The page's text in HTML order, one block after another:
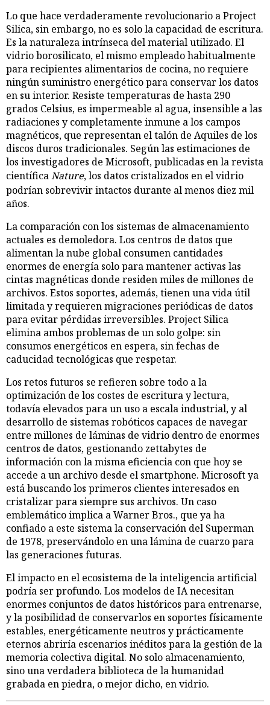
Lo que hace verdaderamente revolucionario a Project
Silica, sin embargo, no es solo la capacidad de escritura.
Es la naturaleza intrínseca del material utilizado. El
vidrio borosilicato, el mismo empleado habitualmente
para recipientes alimentarios de cocina, no requiere
ningún suministro energético para conservar los datos
en su interior. Resiste temperaturas de hasta 290
grados Celsius, es impermeable al agua, insensible a las
radiaciones y completamente inmune a los campos
magnéticos, que representan el talón de Aquiles de los
discos duros tradicionales. Según las estimaciones de
los investigadores de Microsoft, publicadas en la revista
científicaNature, los datos cristalizados en el vidrio
podrían sobrevivir intactos durante al menos diez mil
años.
La comparación con los sistemas de almacenamiento
actuales es demoledora. Los centros de datos que
alimentan la nube global consumen cantidades
enormes de energía solo para mantener activas las
cintas magnéticas donde residen miles de millones de
archivos. Estos soportes, además, tienen una vida útil
limitada y requieren migraciones periódicas de datos
para evitar pérdidas irreversibles. Project Silica
elimina ambos problemas de un solo golpe: sin
consumos energéticos en espera, sin fechas de
caducidad tecnológicas que respetar.
Los retos futuros se refieren sobre todo a la
optimización de los costes de escritura y lectura,
todavía elevados para un uso a escala industrial, y al
desarrollo de sistemas robóticos capaces de navegar
entre millones de láminas de vidrio dentro de enormes
centros de datos, gestionando zettabytes de
información con la misma eficiencia con que hoy se
accede a un archivo desde el smartphone. Microsoft ya
está buscando los primeros clientes interesados en
cristalizar para siempre sus archivos. Un caso
emblemático implica a Warner Bros., que ya ha
confiado a este sistema la conservación del Superman
de 1978, preservándolo en una lámina de cuarzo para
las generaciones futuras.
El impacto en el ecosistema de la inteligencia artificial
podría ser profundo. Los modelos de IA necesitan
enormes conjuntos de datos históricos para entrenarse,
y la posibilidad de conservarlos en soportes físicamente
estables, energéticamente neutros y prácticamente
eternos abriría escenarios inéditos para la gestión de la
memoria colectiva digital. No solo almacenamiento,
sino una verdadera biblioteca de la humanidad
grabada en piedra, o mejor dicho, en vidrio.